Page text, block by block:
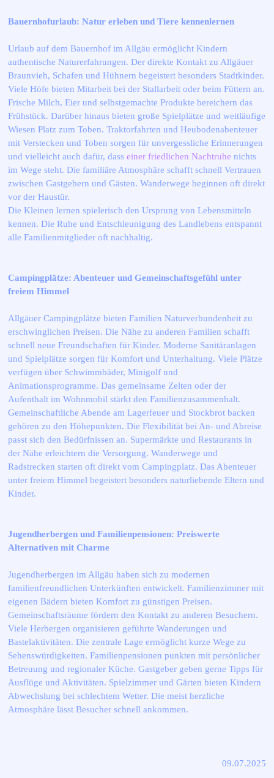
Bauernhofurlaub: Natur erleben und Tiere kennenlernen
Urlaub auf dem Bauernhof im Allgäu ermöglicht Kindern
authentische Naturerfahrungen. Der direkte Kontakt zu Allgäuer
Braunvieh, Schafen und Hühnern begeistert besonders Stadtkinder.
Viele Höfe bieten Mitarbeit bei der Stallarbeit oder beim Füttern an.
Frische Milch, Eier und selbstgemachte Produkte bereichern das
Frühstück. Darüber hinaus bieten große Spielplätze und weitläufige
Wiesen Platz zum Toben. Traktorfahrten und Heubodenabenteuer
mit Verstecken und Toben sorgen für unvergessliche Erinnerungen
und vielleicht auch dafür, dass einer friedlichen Nachtruhe nichts
im Wege steht. Die familiäre Atmosphäre schafft schnell Vertrauen
zwischen Gastgebern und Gästen. Wanderwege beginnen oft direkt
vor der Haustür.
Die Kleinen lernen spielerisch den Ursprung von Lebensmitteln
kennen. Die Ruhe und Entschleunigung des Landlebens entspannt
alle Familienmitglieder oft nachhaltig.
Campingplätze: Abenteuer und Gemeinschaftsgefühl unter
freiem Himmel
Allgäuer Campingplätze bieten Familien Naturverbundenheit zu
erschwinglichen Preisen. Die Nähe zu anderen Familien schafft
schnell neue Freundschaften für Kinder. Moderne Sanitäranlagen
und Spielplätze sorgen für Komfort und Unterhaltung. Viele Plätze
verfügen über Schwimmbäder, Minigolf und
Animationsprogramme. Das gemeinsame Zelten oder der
Aufenthalt im Wohnmobil stärkt den Familienzusammenhalt.
Gemeinschaftliche Abende am Lagerfeuer und Stockbrot backen
gehören zu den Höhepunkten. Die Flexibilität bei An- und Abreise
passt sich den Bedürfnissen an. Supermärkte und Restaurants in
der Nähe erleichtern die Versorgung. Wanderwege und
Radstrecken starten oft direkt vom Campingplatz. Das Abenteuer
unter freiem Himmel begeistert besonders naturliebende Eltern und
Kinder.
Jugendherbergen und Familienpensionen: Preiswerte
Alternativen mit Charme
Jugendherbergen im Allgäu haben sich zu modernen
familienfreundlichen Unterkünften entwickelt. Familienzimmer mit
eigenen Bädern bieten Komfort zu günstigen Preisen.
Gemeinschaftsräume fördern den Kontakt zu anderen Besuchern.
Viele Herbergen organisieren geführte Wanderungen und
Bastelaktivitäten. Die zentrale Lage ermöglicht kurze Wege zu
Sehenswürdigkeiten. Familienpensionen punkten mit persönlicher
Betreuung und regionaler Küche. Gastgeber geben gerne Tipps für
Ausflüge und Aktivitäten. Spielzimmer und Gärten bieten Kindern
Abwechslung bei schlechtem Wetter. Die meist herzliche
Atmosphäre lässt Besucher schnell ankommen.
09.07.2025